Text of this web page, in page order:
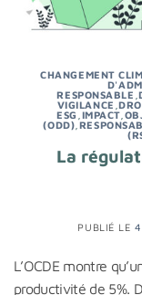
CHANGEMENT
RESPONSABLE ,
VIGILANCE ,
ESG IMPACT
(ODD) ,
La
PUBLIÉ LE
L’OCDE montre
productivité de 5%.